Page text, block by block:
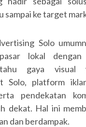
sampai ke target
Solo
lokal dengan
gaya visual
Solo, platform
pendekatan
dekat. Hal ini
dan berdampak.